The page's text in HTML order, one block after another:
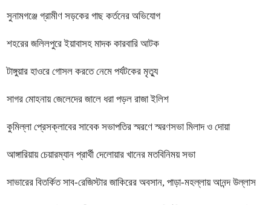
সুনামগঞ্জে গ্রামীণ সড়কের গাছ কর্তনের অভিযোগ
শহরের জলিলপুরে ইয়াবাসহ মাদক কারবারি আটক
টাঙ্গুয়ার হাওরে গোসল করতে নেমে পর্যটকের মৃত্যু
সাগর মোহনায় জেলেদের জালে ধরা পড়ল রাজা ইলিশ
কুমিল্লা প্রেসক্লাবের সাবেক সভাপতির স্মরণে স্মরণসভা মিলাদ ও দোয়া
আঙ্গারিয়ায় চেয়ারম্যান প্রার্থী দেলোয়ার খানের মতবিনিময় সভা
সাভারের বিতর্কিত সাব-রেজিস্টার জাকিরের অবসান, পাড়া-মহল্লায় আনন্দ উল্লাস